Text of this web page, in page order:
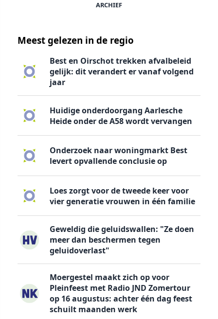
ARCHIEF
Meest gelezen in de regio
Best en Oirschot trekken afvalbeleid
gelijk: dit verandert er vanaf volgend
jaar
Huidige onderdoorgang Aarlesche
Heide onder de A58 wordt vervangen
Onderzoek naar woningmarkt Best
levert opvallende conclusie op
Loes zorgt voor de tweede keer voor
vier generatie vrouwen in één familie
Geweldig die geluidswallen: "Ze doen
meer dan beschermen tegen
geluidoverlast"
Moergestel maakt zich op voor
Pleinfeest met Radio JND Zomertour
op 16 augustus: achter één dag feest
schuilt maanden werk